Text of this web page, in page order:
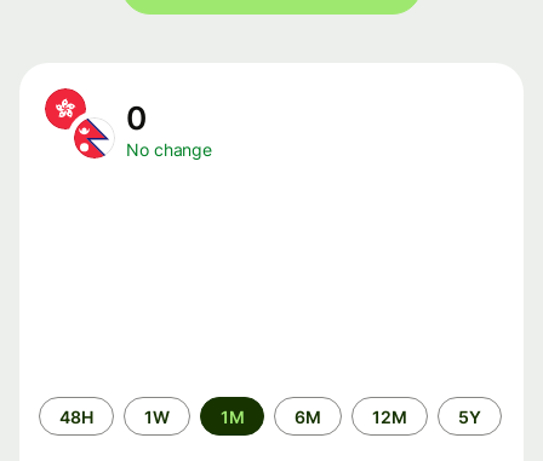
0
No change
Time
period
48H 1W 1M 6M 12M 5Y